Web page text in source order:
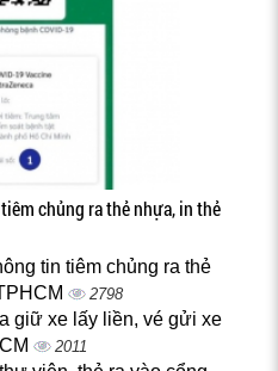
chủng ra thẻ nhựa, in thẻ
tin tiêm chủng ra thẻ
2798
giữ xe lấy liền, vé gửi xe
2011